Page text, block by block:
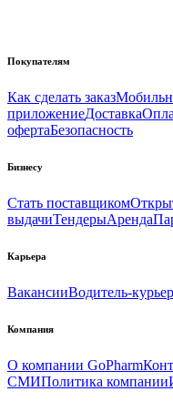
Покупателям
Как сделать заказ
приложениеДоставка
офертаБезопасность
Бизнесу
Стать поставщиком
выдачиТендерыАренда
Карьера
ВакансииВодитель-курьер
Компания
О компании GoPharm
СМИПолитика компании